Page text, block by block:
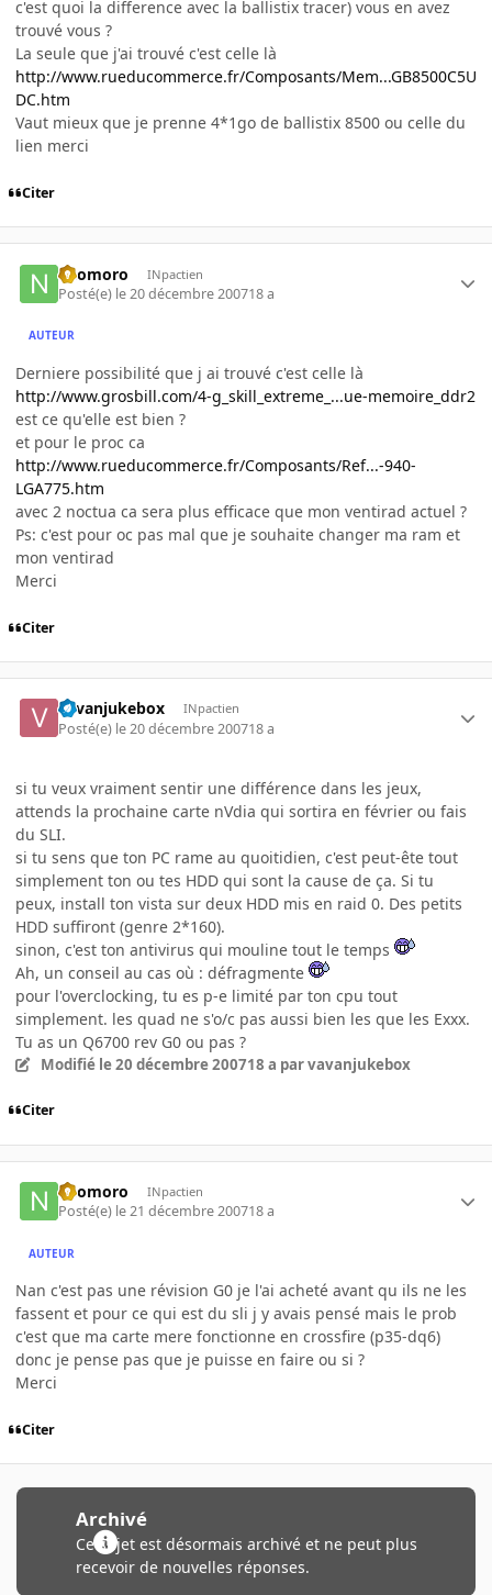
c'est quoi la difference avec la ballistix tracer) vous en avez
trouvé vous ?
La seule que j'ai trouvé c'est celle là
http://www.rueducommerce.fr/Composants/Mem...GB8500C5U
DC.htm
Vaut mieux que je prenne 4*1go de ballistix 8500 ou celle du
lien merci
Citer
neomoro INpactien
Posté(e) le 20 décembre 200718 a
AUTEUR
Derniere possibilité que j ai trouvé c'est celle là
http://www.grosbill.com/4-g_skill_extreme_...ue-memoire_ddr2
est ce qu'elle est bien ?
et pour le proc ca
http://www.rueducommerce.fr/Composants/Ref...-940-
LGA775.htm
avec 2 noctua ca sera plus efficace que mon ventirad actuel ?
Ps: c'est pour oc pas mal que je souhaite changer ma ram et
mon ventirad
Merci
Citer
vavanjukebox INpactien
Posté(e) le 20 décembre 200718 a
si tu veux vraiment sentir une différence dans les jeux,
attends la prochaine carte nVdia qui sortira en février ou fais
du SLI.
si tu sens que ton PC rame au quoitidien, c'est peut-ête tout
simplement ton ou tes HDD qui sont la cause de ça. Si tu
peux, install ton vista sur deux HDD mis en raid 0. Des petits
HDD suffiront (genre 2*160).
sinon, c'est ton antivirus qui mouline tout le temps
Ah, un conseil au cas où : défragmente
pour l'overclocking, tu es p-e limité par ton cpu tout
simplement. les quad ne s'o/c pas aussi bien les que les Exxx.
Tu as un Q6700 rev G0 ou pas ?
Modifié le 20 décembre 200718 a par vavanjukebox
Citer
neomoro INpactien
Posté(e) le 21 décembre 200718 a
AUTEUR
Nan c'est pas une révision G0 je l'ai acheté avant qu ils ne les
fassent et pour ce qui est du sli j y avais pensé mais le prob
c'est que ma carte mere fonctionne en crossfire (p35-dq6)
donc je pense pas que je puisse en faire ou si ?
Merci
Citer
Archivé
Ce sujet est désormais archivé et ne peut plus
recevoir de nouvelles réponses.